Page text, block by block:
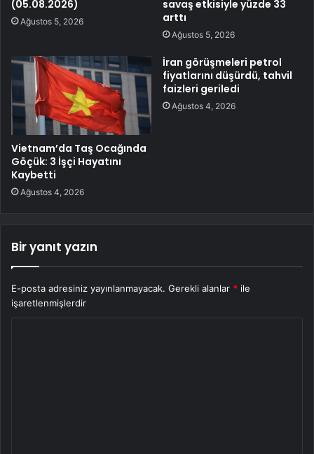
(05.08.2026)
Ağustos 5, 2026
savaş etkisiyle yüzde 33
arttı
Ağustos 5, 2026
Vietnam’da Taş Ocağında
Göçük: 3 İşçi Hayatını
Kaybetti
Ağustos 4, 2026
İran görüşmeleri petrol
fiyatlarını düşürdü, tahvil
faizleri geriledi
Ağustos 4, 2026
Bir yanıt yazın
E-posta adresiniz yayınlanmayacak. Gerekli alanlar * ile
işaretlenmişlerdir